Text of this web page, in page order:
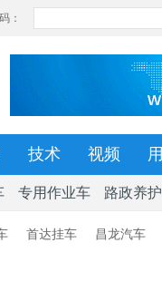
技术 视频
专用作业车 路政养
首达挂车 昌龙汽车